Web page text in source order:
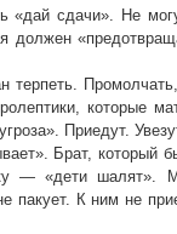
«дай сдачи». Не
должен
которые
Приедут.
Брат, который
— «дети шалят».
пакует. К ним не